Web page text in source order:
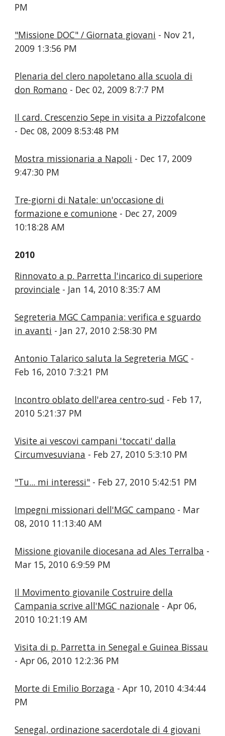
PM
"Missione DOC" / Giornata giovani - Nov 21,
2009 1:3:56 PM
Plenaria del clero napoletano alla scuola di
don Romano - Dec 02, 2009 8:7:7 PM
Il card. Crescenzio Sepe in visita a Pizzofalcone
- Dec 08, 2009 8:53:48 PM
Mostra missionaria a Napoli - Dec 17, 2009
9:47:30 PM
Tre-giorni di Natale: un'occasione di
formazione e comunione - Dec 27, 2009
10:18:28 AM
2010
Rinnovato a p. Parretta l'incarico di superiore
provinciale - Jan 14, 2010 8:35:7 AM
Segreteria MGC Campania: verifica e sguardo
in avanti - Jan 27, 2010 2:58:30 PM
Antonio Talarico saluta la Segreteria MGC -
Feb 16, 2010 7:3:21 PM
Incontro oblato dell'area centro-sud - Feb 17,
2010 5:21:37 PM
Visite ai vescovi campani 'toccati' dalla
Circumvesuviana - Feb 27, 2010 5:3:10 PM
"Tu... mi interessi" - Feb 27, 2010 5:42:51 PM
Impegni missionari dell'MGC campano - Mar
08, 2010 11:13:40 AM
Missione giovanile diocesana ad Ales Terralba -
Mar 15, 2010 6:9:59 PM
Il Movimento giovanile Costruire della
Campania scrive all'MGC nazionale - Apr 06,
2010 10:21:19 AM
Visita di p. Parretta in Senegal e Guinea Bissau
- Apr 06, 2010 12:2:36 PM
Morte di Emilio Borzaga - Apr 10, 2010 4:34:44
PM
Senegal, ordinazione sacerdotale di 4 giovani